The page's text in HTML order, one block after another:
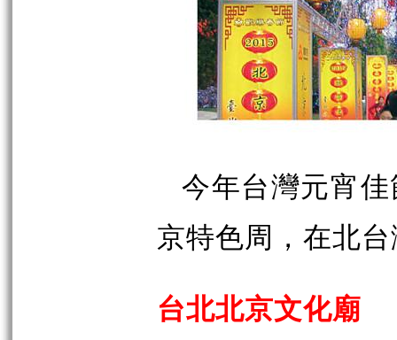
今年台灣元宵
京特色周，在北
台北北京文化廟